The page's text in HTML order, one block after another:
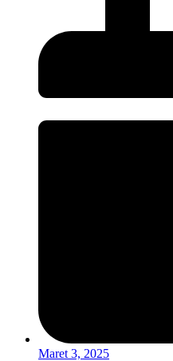
Maret 3, 2025